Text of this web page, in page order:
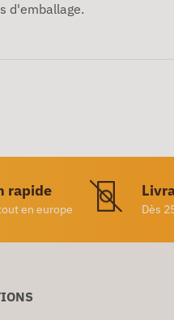
d'emballage.
rapide
en europe Dès